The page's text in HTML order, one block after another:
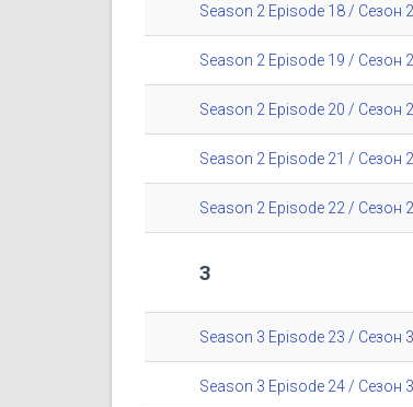
Season 2 Episode 18 / Сезон
Season 2 Episode 19 / Сезон
Season 2 Episode 20 / Сезон
Season 2 Episode 21 / Сезон
Season 2 Episode 22 / Сезон
3
Season 3 Episode 23 / Сезон
Season 3 Episode 24 / Сезон